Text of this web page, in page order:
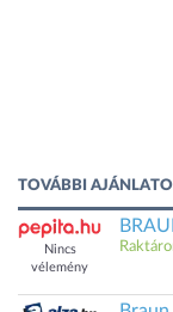
TOVÁBBI
Nincs
vélemény